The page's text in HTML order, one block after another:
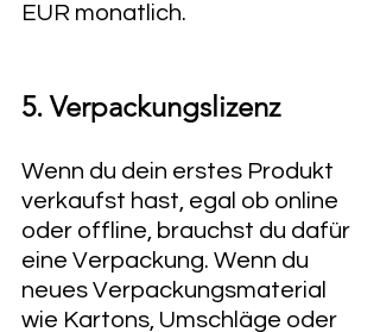
EUR monatlich.
5. Verpackungslizenz
Wenn du dein erstes Produkt
verkaufst hast, egal ob online
oder offline, brauchst du dafür
eine Verpackung. Wenn du
neues Verpackungsmaterial
wie Kartons, Umschläge oder